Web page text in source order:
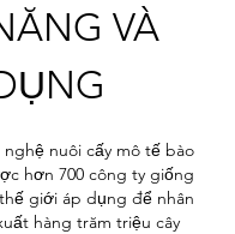
VÀ
nghệ nuôi cấy mô tế bào
hơn 700 công ty giống
giới áp dụng để nhân
hàng trăm triệu cây